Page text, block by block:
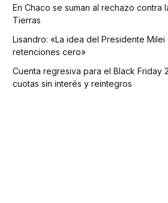
En Chaco se suman al rechazo contra
Tierras
Lisandro: «La idea del Presidente Milei
retenciones cero»
Cuenta regresiva para el Black Friday
cuotas sin interés y reintegros